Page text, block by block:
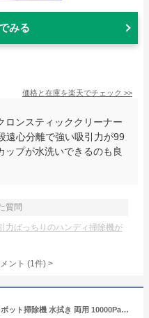
みる
価格と在庫を楽天でチェック >>
ロンスティッククリーナー
遠心分離で強い吸引力が99
ップが水洗いできるのも良
質問
力ばっちりのハンディ掃除機が
ント (1件) >
roborock(ロボロック) Q10V+ ロボット掃除機 水拭き 両用 10000Pa圧倒的吸引力 【Qシリーズ高総合力モデル】 お掃除ロボット 7週間分自動ゴミ収集 毛がらみ防止システム 障害物回避機能 LiDARナビゲーション 高速振動モップ カーペット自動検知 モップ自動リフトアップ 吸引後水拭きモード対応 清掃予約 4枚マップ保存可能 部屋別カスタマイズ